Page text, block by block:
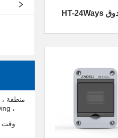
HT-24Ways صندوق
مقاوم للماء